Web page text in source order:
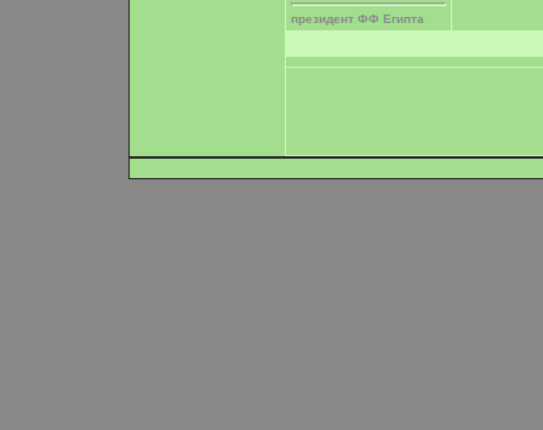
президент ФФ Египта